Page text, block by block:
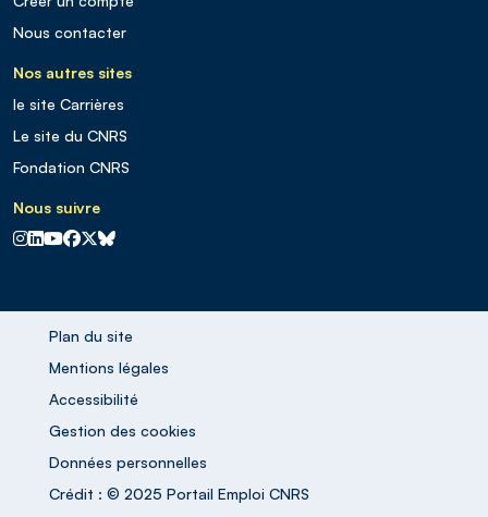
Nous contacter
Nos autres sites
le site Carrières
Le site du CNRS
Fondation CNRS
Nous suivre
CNRS sur Instagram
CNRS sur Linkedin
CNRS sur Youtube
CNRS sur Facebook
CNRS sur X
CNRS sur Blus sky
Plan du site
Mentions légales
Accessibilité
Gestion des cookies
Données personnelles
Crédit : © 2025 Portail Emploi CNRS